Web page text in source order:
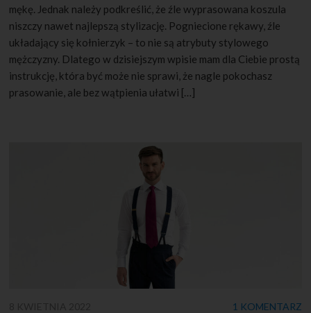
mękę. Jednak należy podkreślić, że źle wyprasowana koszula
niszczy nawet najlepszą stylizację. Pogniecione rękawy, źle
układający się kołnierzyk – to nie są atrybuty stylowego
mężczyzny. Dlatego w dzisiejszym wpisie mam dla Ciebie prostą
instrukcję, która być może nie sprawi, że nagle pokochasz
prasowanie, ale bez wątpienia ułatwi […]
1 KOMENTARZ